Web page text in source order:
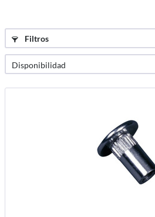
Filtros